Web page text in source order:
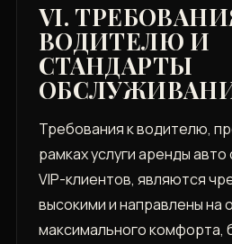
VI.
ВОДИТЕЛЮ И
СТАНДАРТЫ
Требования к водителю,
рамках услуги аренды
VIP-клиентов, являются
высокими и направлены на
максимального комфорта,